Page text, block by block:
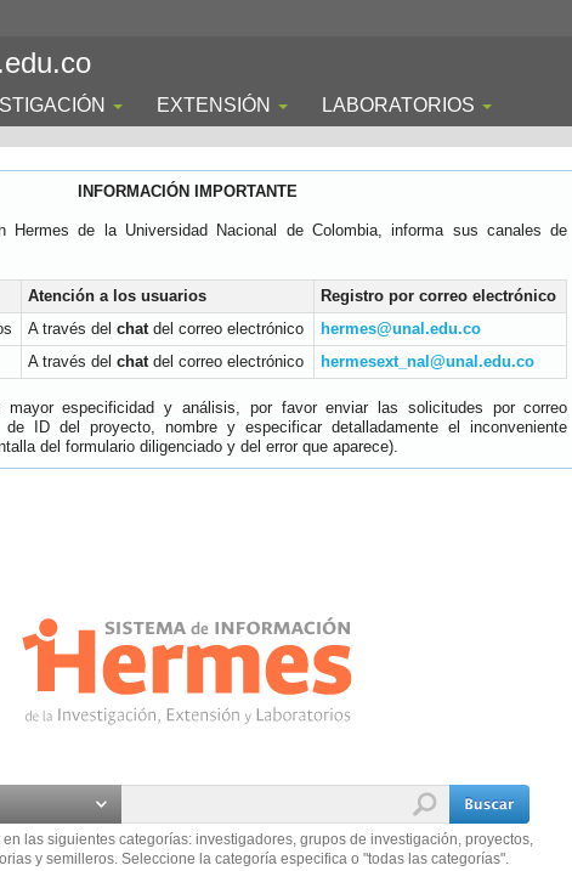
EXTENSIÓN LABORATORIOS
INFORMACIÓN IMPORTANTE
Hermes de la Universidad Nacional de Colombia, informa sus canales de
Atención a los usuarios
Registro por correo electrónico
A través del chatdel correo electrónico
hermes@unal.edu.co
A través del chatdel correo electrónico hermesext_nal@unal.edu.co
mayor especificidad y análisis, por favor enviar las solicitudes por correo
ID del proyecto, nombre y especificar detalladamente el inconveniente
del formulario diligenciado y del error que aparece).
las siguientes categorías: investigadores, grupos de investigación, proyectos,
y semilleros. Seleccione la categoría especifica o "todas las categorías".